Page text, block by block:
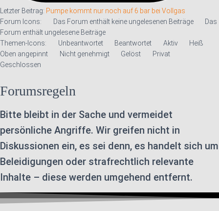
Letzter Beitrag: Pumpe kommt nur noch auf 6 bar bei Vollgas
Forum Icons:
Das Forum enthält keine ungelesenen Beiträge
Das
Forum enthält ungelesene Beiträge
Themen-Icons:
Unbeantwortet Beantwortet Aktiv
Heiß
Oben angepinnt
Nicht genehmigt Gelöst
Privat
Geschlossen
Forumsregeln
Bitte bleibt in der Sache und vermeidet
persönliche Angriffe. Wir greifen nicht in
Diskussionen ein, es sei denn, es handelt sich um
Beleidigungen oder strafrechtlich relevante
Inhalte – diese werden umgehend entfernt.